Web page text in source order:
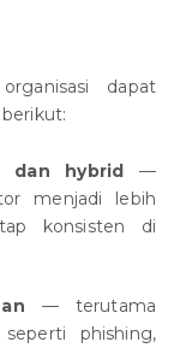
dapat
dan hybrid
—
menjadi lebih
konsisten di
— terutama
phishing,